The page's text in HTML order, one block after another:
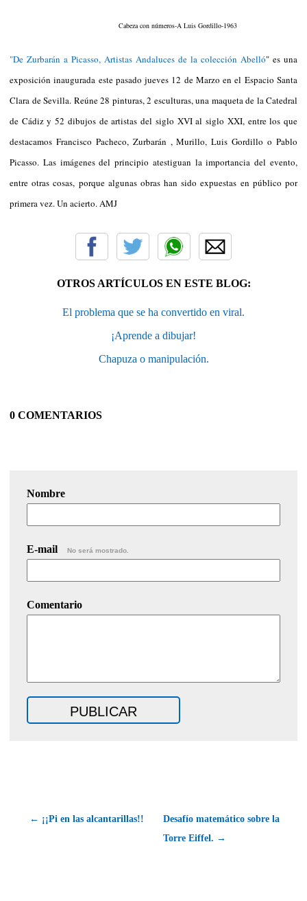
Cabeza con números-A Luis Gordillo-1963
"De Zurbarán a Picasso, Artistas Andaluces de la colección Abelló" es una
exposición inaugurada este pasado jueves 12 de Marzo en el Espacio Santa
Clara de Sevilla. Reúne 28 pinturas, 2 esculturas, una maqueta de la Catedral
de Cádiz y 52 dibujos de artistas del siglo XVI al siglo XXI, entre los que
destacamos Francisco Pacheco, Zurbarán , Murillo, Luis Gordillo o Pablo
Picasso. Las imágenes del principio atestiguan la importancia del evento,
entre otras cosas, porque algunas obras han sido expuestas en público por
primera vez. Un acierto. AMJ
OTROS ARTÍCULOS EN ESTE BLOG:
El problema que se ha convertido en viral.
¡Aprende a dibujar!
Chapuza o manipulación.
0 COMENTARIOS
Nombre
E-mail No será mostrado.
Comentario
← ¡¡Pi en las alcantarillas!!
Desafío matemático sobre la
Torre Eiffel. →